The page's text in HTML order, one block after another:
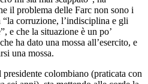
il problema delle Farc non sono i
corruzione, l’indisciplina e gli
e che la situazione è un po’
ha dato una mossa all’esercito, e
una mossa.
colombiano (praticata con